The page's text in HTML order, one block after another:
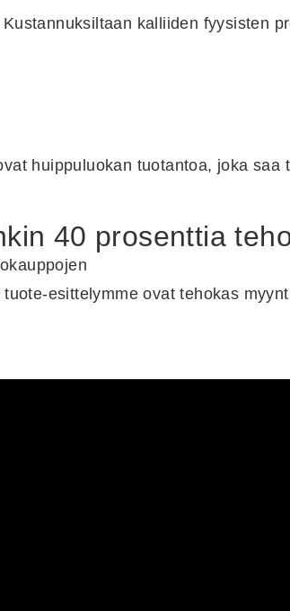
Kustannuksiltaan kalliiden fyysisten
huippuluokan tuotantoa, joka saa
40 prosenttia
esittelymme ovat tehokas